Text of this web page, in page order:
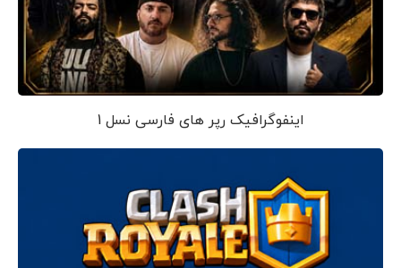
اینفوگرافیک رپر های فارسی نسل 1